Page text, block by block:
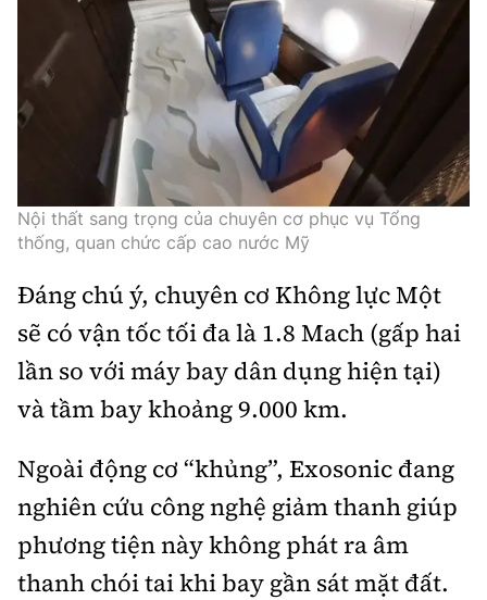
Nội thất sang trọng của chuyên cơ phục vụ Tổng
thống, quan chức cấp cao nước Mỹ
Đáng chú ý, chuyên cơ Không lực Một
sẽ có vận tốc tối đa là 1.8 Mach (gấp hai
lần so với máy bay dân dụng hiện tại)
và tầm bay khoảng 9.000 km.
Ngoài động cơ “khủng”, Exosonic đang
nghiên cứu công nghệ giảm thanh giúp
phương tiện này không phát ra âm
thanh chói tai khi bay gần sát mặt đất.